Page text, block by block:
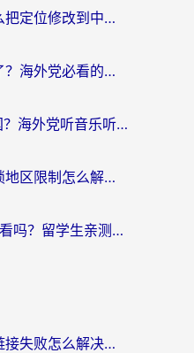
在意大利用小红书怎么把定位修改到中国国内？3个实用技巧+1个靠谱工具帮你搞定
咪咕体育在香港用不了？海外党必看的回国加速器选择指南（附3个真实场景解决方案）
网易云ip怎么改成中国？海外党听音乐听书的无痛解决方案
海外党必看：汽水解锁地区限制怎么解除？3招解决国内影音&生活服务难题
央视影音VIP海外可以看吗？留学生亲测有效的回国加速器选择指南
女神星球海外服务器链接失败怎么解决？海外党国服游戏加速避坑指南